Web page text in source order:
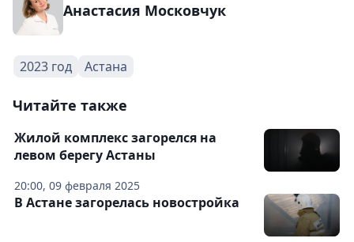
Анастасия Московчук
2023 год Астана
Читайте также
20:00, 09 февраля 2025
Жилой комплекс загорелся на
левом берегу Астаны
В Астане загорелась новостройка